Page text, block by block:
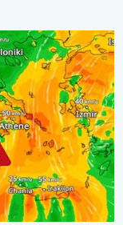
Hitte en veel